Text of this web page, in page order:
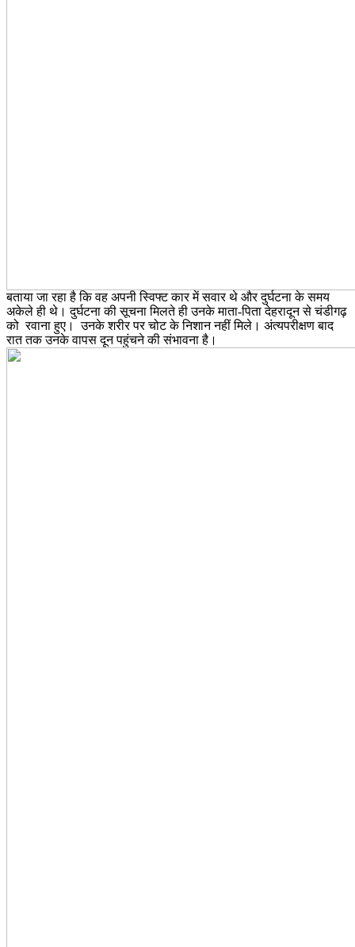
बताया जा रहा है कि वह अपनी स्विफ्ट कार में सवार थे और दुर्घटना के समय
अकेले ही थे। दुर्घटना की सूचना मिलते ही उनके माता-पिता देहरादून से चंडीगढ़
को रवाना हुए। उनके शरीर पर चोट के निशान नहीं मिले। अंत्यपरीक्षण बाद
रात तक उनके वापस दून पहुंचने की संभावना है।